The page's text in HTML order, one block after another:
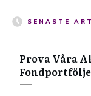
SENASTE
Prova Våra